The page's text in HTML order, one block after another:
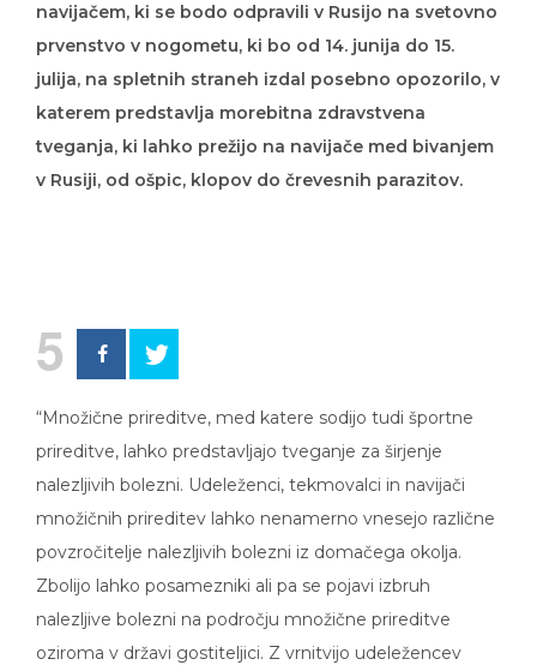
navijačem, ki se bodo odpravili v Rusijo na svetovno
prvenstvo v nogometu, ki bo od 14. junija do 15.
julija, na spletnih straneh izdal posebno opozorilo, v
katerem predstavlja morebitna zdravstvena
tveganja, ki lahko prežijo na navijače med bivanjem
v Rusiji, od ošpic, klopov do črevesnih parazitov.
5
“Množične prireditve, med katere sodijo tudi športne
prireditve, lahko predstavljajo tveganje za širjenje
nalezljivih bolezni. Udeleženci, tekmovalci in navijači
množičnih prireditev lahko nenamerno vnesejo različne
povzročitelje nalezljivih bolezni iz domačega okolja.
Zbolijo lahko posamezniki ali pa se pojavi izbruh
nalezljive bolezni na področju množične prireditve
oziroma v državi gostiteljici. Z vrnitvijo udeležencev